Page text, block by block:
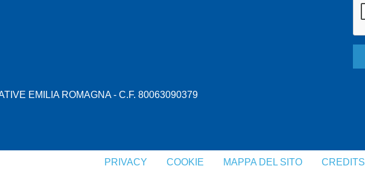
EMILIA ROMAGNA - C.F. 80063090379
PRIVACY COOKIE MAPPA DEL SITO CREDITS